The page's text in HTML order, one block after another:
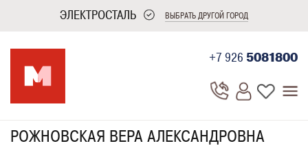
ЭЛЕКТРОСТАЛЬ ВЫБРАТЬ ДРУГОЙ ГОРОД
+7 926 5081800
РОЖНОВСКАЯ ВЕРА АЛЕКСАНДРОВНА